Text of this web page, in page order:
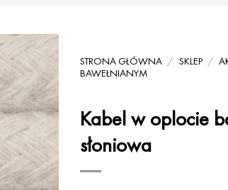
STRONA GŁÓWNA / SKLEP /
BAWEŁNIANYM
Kabel w oplocie
słoniowa